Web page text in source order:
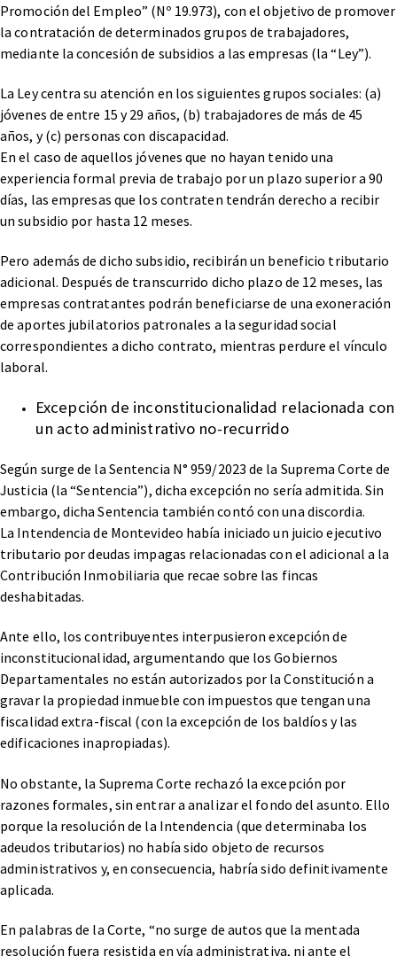
Promoción del Empleo” (Nº 19.973), con el objetivo de promover
la contratación de determinados grupos de trabajadores,
mediante la concesión de subsidios a las empresas (la “Ley”).
La Ley centra su atención en los siguientes grupos sociales: (a)
jóvenes de entre 15 y 29 años, (b) trabajadores de más de 45
años, y (c) personas con discapacidad.
En el caso de aquellos jóvenes que no hayan tenido una
experiencia formal previa de trabajo por un plazo superior a 90
días, las empresas que los contraten tendrán derecho a recibir
un subsidio por hasta 12 meses.
Pero además de dicho subsidio, recibirán un beneficio tributario
adicional. Después de transcurrido dicho plazo de 12 meses, las
empresas contratantes podrán beneficiarse de una exoneración
de aportes jubilatorios patronales a la seguridad social
correspondientes a dicho contrato, mientras perdure el vínculo
laboral.
Excepción de inconstitucionalidad relacionada con
un acto administrativo no-recurrido
Según surge de la Sentencia N° 959/2023 de la Suprema Corte de
Justicia (la “Sentencia”), dicha excepción no sería admitida. Sin
embargo, dicha Sentencia también contó con una discordia.
La Intendencia de Montevideo había iniciado un juicio ejecutivo
tributario por deudas impagas relacionadas con el adicional a la
Contribución Inmobiliaria que recae sobre las fincas
deshabitadas.
Ante ello, los contribuyentes interpusieron excepción de
inconstitucionalidad, argumentando que los Gobiernos
Departamentales no están autorizados por la Constitución a
gravar la propiedad inmueble con impuestos que tengan una
fiscalidad extra-fiscal (con la excepción de los baldíos y las
edificaciones inapropiadas).
No obstante, la Suprema Corte rechazó la excepción por
razones formales, sin entrar a analizar el fondo del asunto. Ello
porque la resolución de la Intendencia (que determinaba los
adeudos tributarios) no había sido objeto de recursos
administrativos y, en consecuencia, habría sido definitivamente
aplicada.
En palabras de la Corte, “no surge de autos que la mentada
resolución fuera resistida en vía administrativa, ni ante el